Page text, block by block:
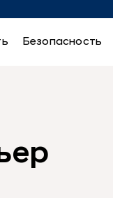
Безопасность